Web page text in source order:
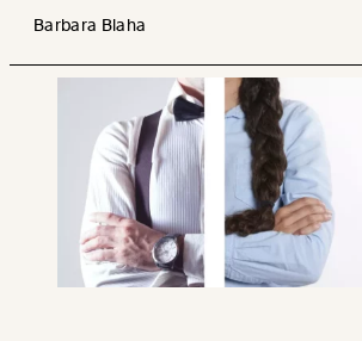
Arbeit
Verteilung
Klima
Datensätze
Paper der Woche
Projekte
Kürzungslandkarte
Barbara Blaha